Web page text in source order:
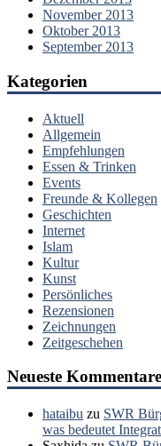
November 2013
Oktober 2013
September 2013
Kategorien
Aktuell
Allgemein
Empfehlungen
Essen & Trinken
Events
Freunde & Kollegen
Geschichten
Internet
Islam
Kultur
Kunst
Persönliches
Rezensionen
Zeichnungen
Zeitgeschehen
Neueste Kommentare
hataibu zu SWR
was bedeutet